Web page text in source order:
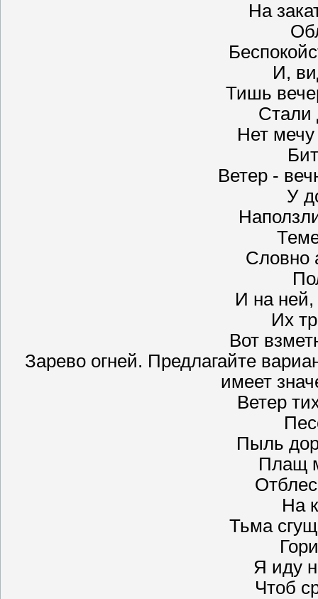
На
И,
Тишь
Стали
Нет
Ветер -
У
Словно
И на
Их
Вот
Зарево огней. Предлагайте
имеет
Ветер
Пыль
Плащ
На
Тьма
Я иду
Чтоб